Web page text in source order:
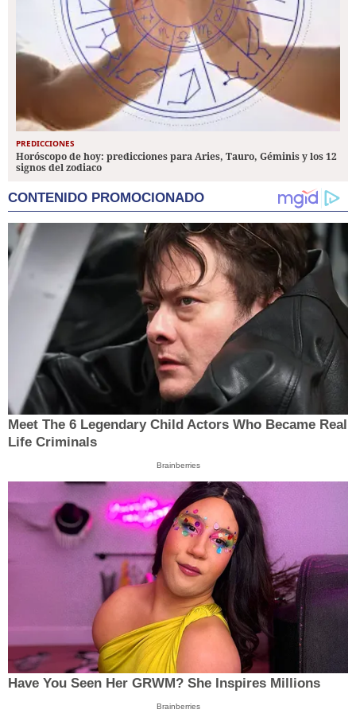
PREDICCIONES
Horóscopo de hoy: predicciones para Aries, Tauro, Géminis y los 12
signos del zodiaco
CONTENIDO PROMOCIONADO
Meet The 6 Legendary Child Actors Who Became Real
Life Criminals
Brainberries
Have You Seen Her GRWM? She Inspires Millions
Brainberries